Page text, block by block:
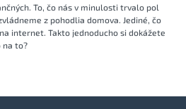
To, čo nás v minulosti trvalo pol
z pohodlia domova. Jediné, čo
internet. Takto jednoducho si dokážete
na to?